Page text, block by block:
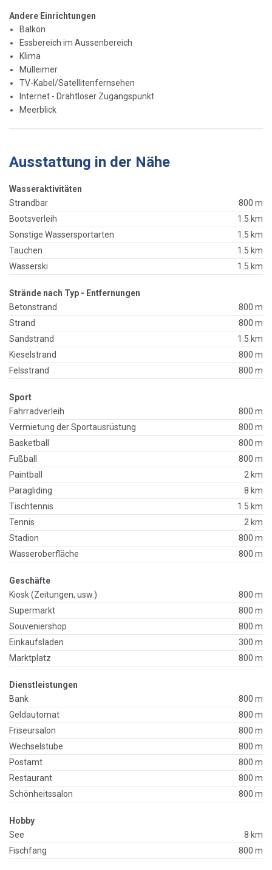
Andere Einrichtungen
Balkon
Essbereich im Aussenbereich
Klima
Mülleimer
TV-Kabel/Satellitenfernsehen
Internet - Drahtloser Zugangspunkt
Meerblick
Ausstattung in der Nähe
Wasseraktivitäten
Strandbar
800 m
Bootsverleih
1.5 km
Sonstige Wassersportarten
1.5 km
Tauchen
1.5 km
Wasserski
1.5 km
Strände nach Typ - Entfernungen
Betonstrand
800 m
Strand
800 m
Sandstrand
1.5 km
Kieselstrand
800 m
Felsstrand
800 m
Sport
Fahrradverleih
800 m
Vermietung der Sportausrüstung
800 m
Basketball
800 m
Fußball
800 m
Paintball
2 km
Paragliding
8 km
Tischtennis
1.5 km
Tennis
2 km
Stadion
800 m
Wasseroberfläche
800 m
Geschäfte
Kiosk (Zeitungen, usw.)
800 m
Supermarkt
800 m
Souveniershop
800 m
Einkaufsladen
300 m
Marktplatz
800 m
Dienstleistungen
Bank
800 m
Geldautomat
800 m
Friseursalon
800 m
Wechselstube
800 m
Postamt
800 m
Restaurant
800 m
Schönheitssalon
800 m
Hobby
See
8 km
Fischfang
800 m